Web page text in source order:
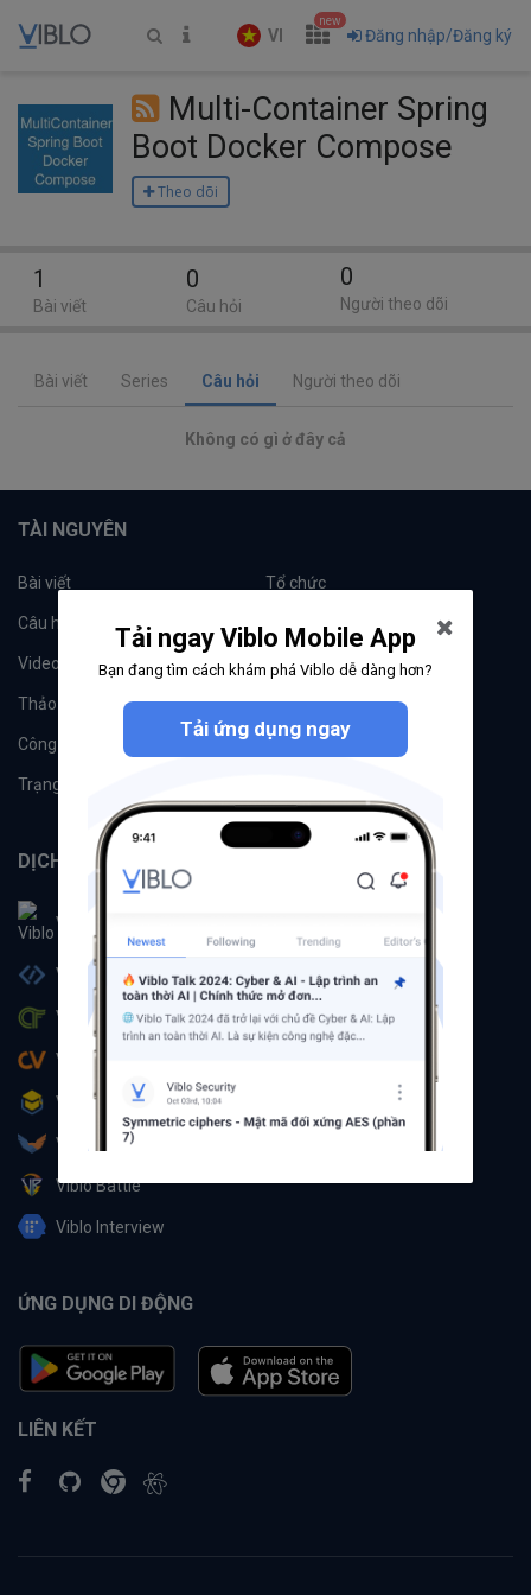
VI
new
Đăng nhập/Đăng ký
Multi-Container Spring
Boot Docker Compose
Theo dõi
Bài viết Series Câu hỏi Người theo dõi
Không có gì ở đây cả
1
Bài viết
0
Câu hỏi
0
Người theo dõi
TÀI NGUYÊN
Bài viết Tổ chức
Câu hỏi
Videos Tác giả
Thảo luận Đề xuất hệ thống
Công cụ Machine Learning
Trạng thái hệ thống
DỊCH VỤ
Viblo
Viblo Code
Viblo CTF
Viblo CV
Viblo Learning
Viblo Partner
Viblo Battle
Viblo Interview
ỨNG DỤNG DI ĐỘNG
LIÊN KẾT
Tải ngay Viblo Mobile App
Bạn đang tìm cách khám phá Viblo dễ dàng hơn?
Tải ứng dụng ngay